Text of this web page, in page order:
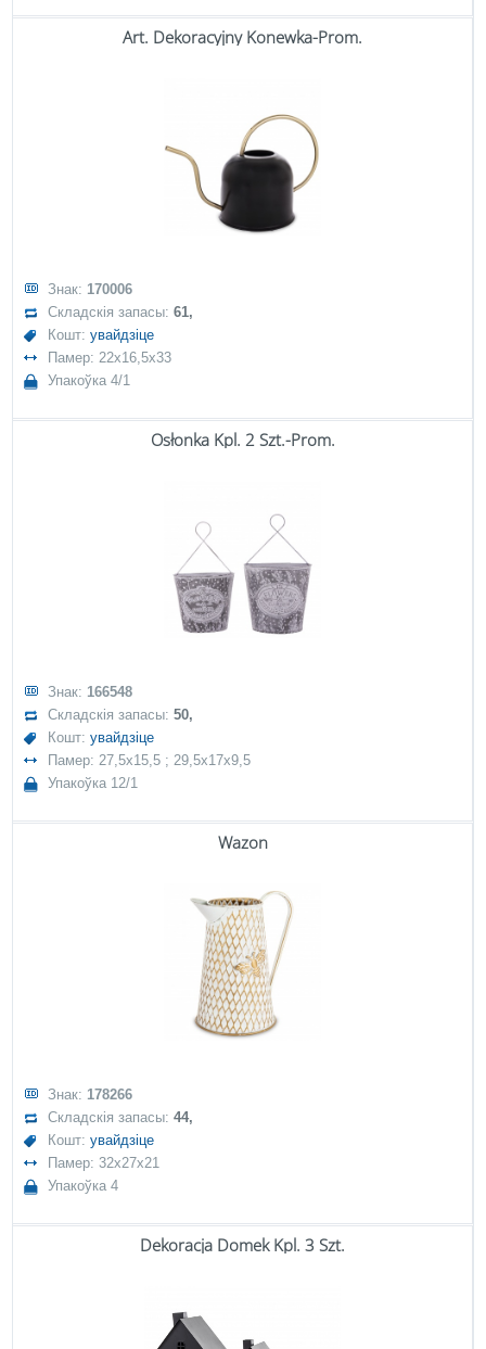
Art. Dekoracyjny Konewka-Prom.
Знак: 170006
Складскія запасы:61,
Кошт:увайдзіце
Памер: 22x16,5x33
Упакоўка 4/1
Osłonka Kpl. 2 Szt.-Prom.
Знак: 166548
Складскія запасы:50,
Кошт:увайдзіце
Памер: 27,5x15,5 ; 29,5x17x9,5
Упакоўка 12/1
Wazon
Знак: 178266
Складскія запасы:44,
Кошт:увайдзіце
Памер: 32x27x21
Упакоўка 4
Dekoracja Domek Kpl. 3 Szt.